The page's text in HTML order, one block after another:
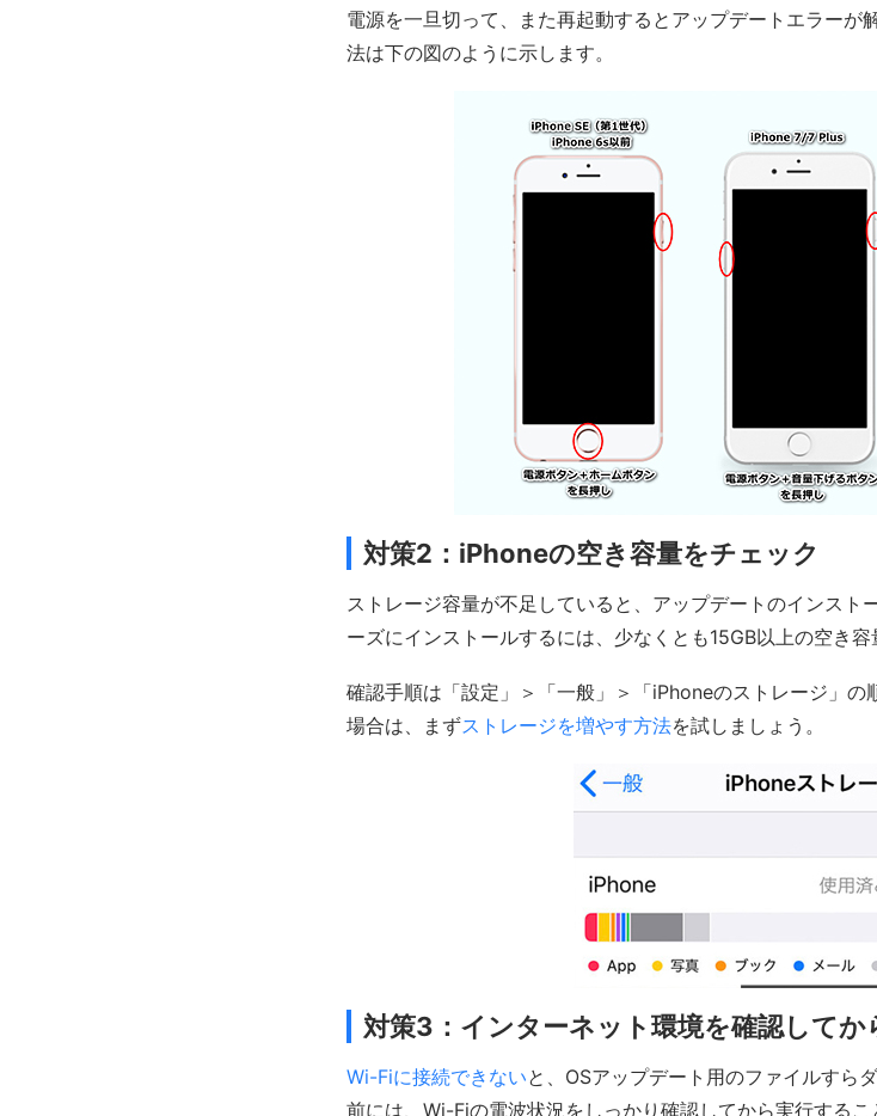
電源を一旦切って、また再起動するとアップデートエラーが
法は下の図のように示します。
対策2：iPhoneの空き容量をチェック
ストレージ容量が不足していると、アップデートのインスト
ーズにインストールするには、少なくとも15GB以上の空き容
確認手順は「設定」＞「一般」＞「iPhoneのストレージ」
場合は、まずストレージを増やす方法を試しましょう。
対策3：インターネット環境を確認してか
Wi-Fiに接続できないと、OSアップデート用のファイルすら
前には、Wi-Fiの電波状況をしっかり確認してから実行するこ